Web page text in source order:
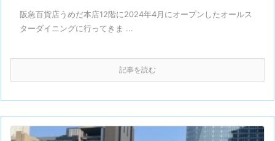
阪急百貨店うめだ本店12階に2024年4月にオープンしたオールス
ターダイニングに行ってきま ...
記事を読む